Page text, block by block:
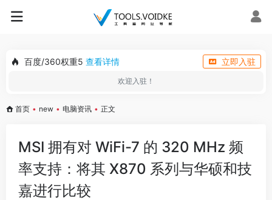
百度/360权重5 查看详情 立即入驻
欢迎入驻！
首页 • new • 电脑资讯 • 正文
MSI 拥有对 WiFi-7 的 320 MHz 频
率支持：将其 X870 系列与华硕和技
嘉进行比较